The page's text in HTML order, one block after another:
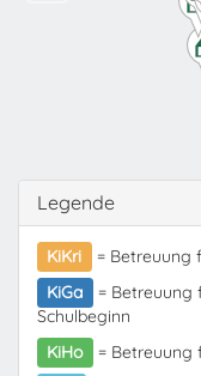
Legende
KiKri
= Betreuung
KiGa
= Betreuung
Schulbeginn
KiHo
= Betreuung